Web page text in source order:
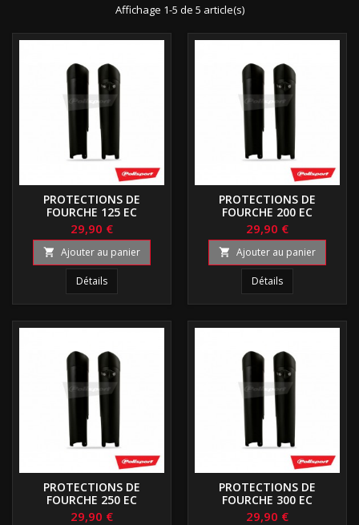
Affichage 1-5 de 5 article(s)
PROTECTIONS DE
FOURCHE 125 EC
29,90 €
 Ajouter au panier
Détails
PROTECTIONS DE
FOURCHE 200 EC
29,90 €
 Ajouter au panier
Détails
PROTECTIONS DE
FOURCHE 250 EC
29,90 €
PROTECTIONS DE
FOURCHE 300 EC
29,90 €